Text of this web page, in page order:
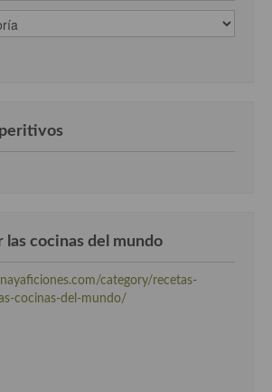
las cocinas del mundo
category/recetas-
cocinas-del-mundo/